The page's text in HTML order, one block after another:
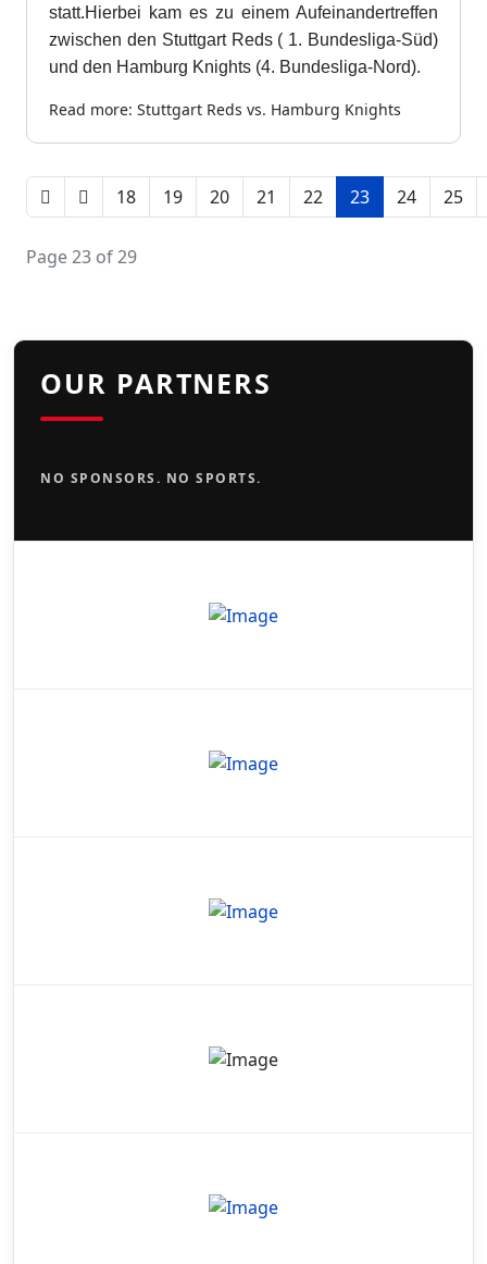
statt.Hierbei kam es zu einem Aufeinandertreffen
zwischen den Stuttgart Reds ( 1. Bundesliga-Süd)
und den Hamburg Knights (4. Bundesliga-Nord).
Read more: Stuttgart Reds vs. Hamburg Knights
18 19 20 21 22 23 24 25
Page 23 of 29
OUR PARTNERS
NO SPONSORS. NO SPORTS.